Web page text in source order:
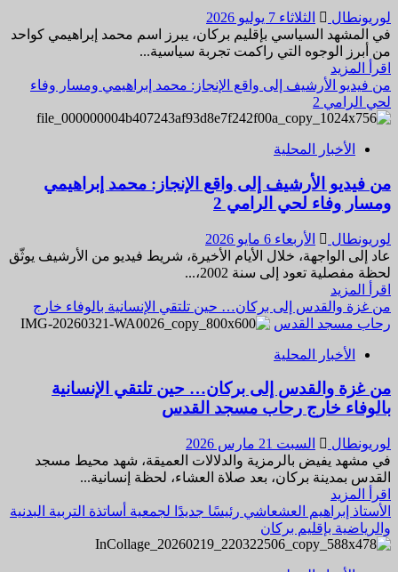
عباس
الفاسي
يحل
ضيفًا
على
منزل
المناضل
بن
عبد
الله
حمادة
بعد
تكريمه
بشهادة
ميلاده
لوريونطال
الثلاثاء 7 يوليو 2026
في المشهد السياسي بإقليم بركان، يبرز اسم محمد إبراهيمي كواحد
من أبرز الوجوه التي راكمت تجربة سياسية...
اقرأ المزيد
المزيد
عن
محمد
تجربة
وحصيلة
تدبيرية
تجعله
أحد
أبرز
المرشحة
بقوة
بمقعد
عن
إقليم
بركان
خلال
الانتخابات
التشريعية
المقبلة
من فيديو الأرشيف إلى واقع الإنجاز: محمد إبراهيمي ومسار وفاء
لحي الرامي 2
الأخبار المحلية
من فيديو الأرشيف إلى واقع الإنجاز: محمد إبراهيمي
ومسار وفاء لحي الرامي 2
لوريونطال
الأربعاء 6 مايو 2026
عاد إلى الواجهة، خلال الأيام الأخيرة، شريط فيديو من الأرشيف يوثّق
لحظة مفصلية تعود إلى سنة 2002،...
اقرأ المزيد
المزيد
عن
فيديو
إلى
واقع
محمد
إبراهيمي
ومسار
لحي
الرامي
2
من غزة والقدس إلى بركان… حين تلتقي الإنسانية بالوفاء خارج
رحاب مسجد القدس
الأخبار المحلية
من غزة والقدس إلى بركان… حين تلتقي الإنسانية
بالوفاء خارج رحاب مسجد القدس
لوريونطال
السبت 21 مارس 2026
في مشهد يفيض بالرمزية والدلالات العميقة، شهد محيط مسجد
القدس بمدينة بركان، بعد صلاة العشاء، لحظة إنسانية...
اقرأ المزيد
المزيد
عن
من
الأستاذ إبراهيم العشعاشي رئيسًا جديدًا لجمعية أساتذة التربية البدنية
والرياضية بإقليم بركان